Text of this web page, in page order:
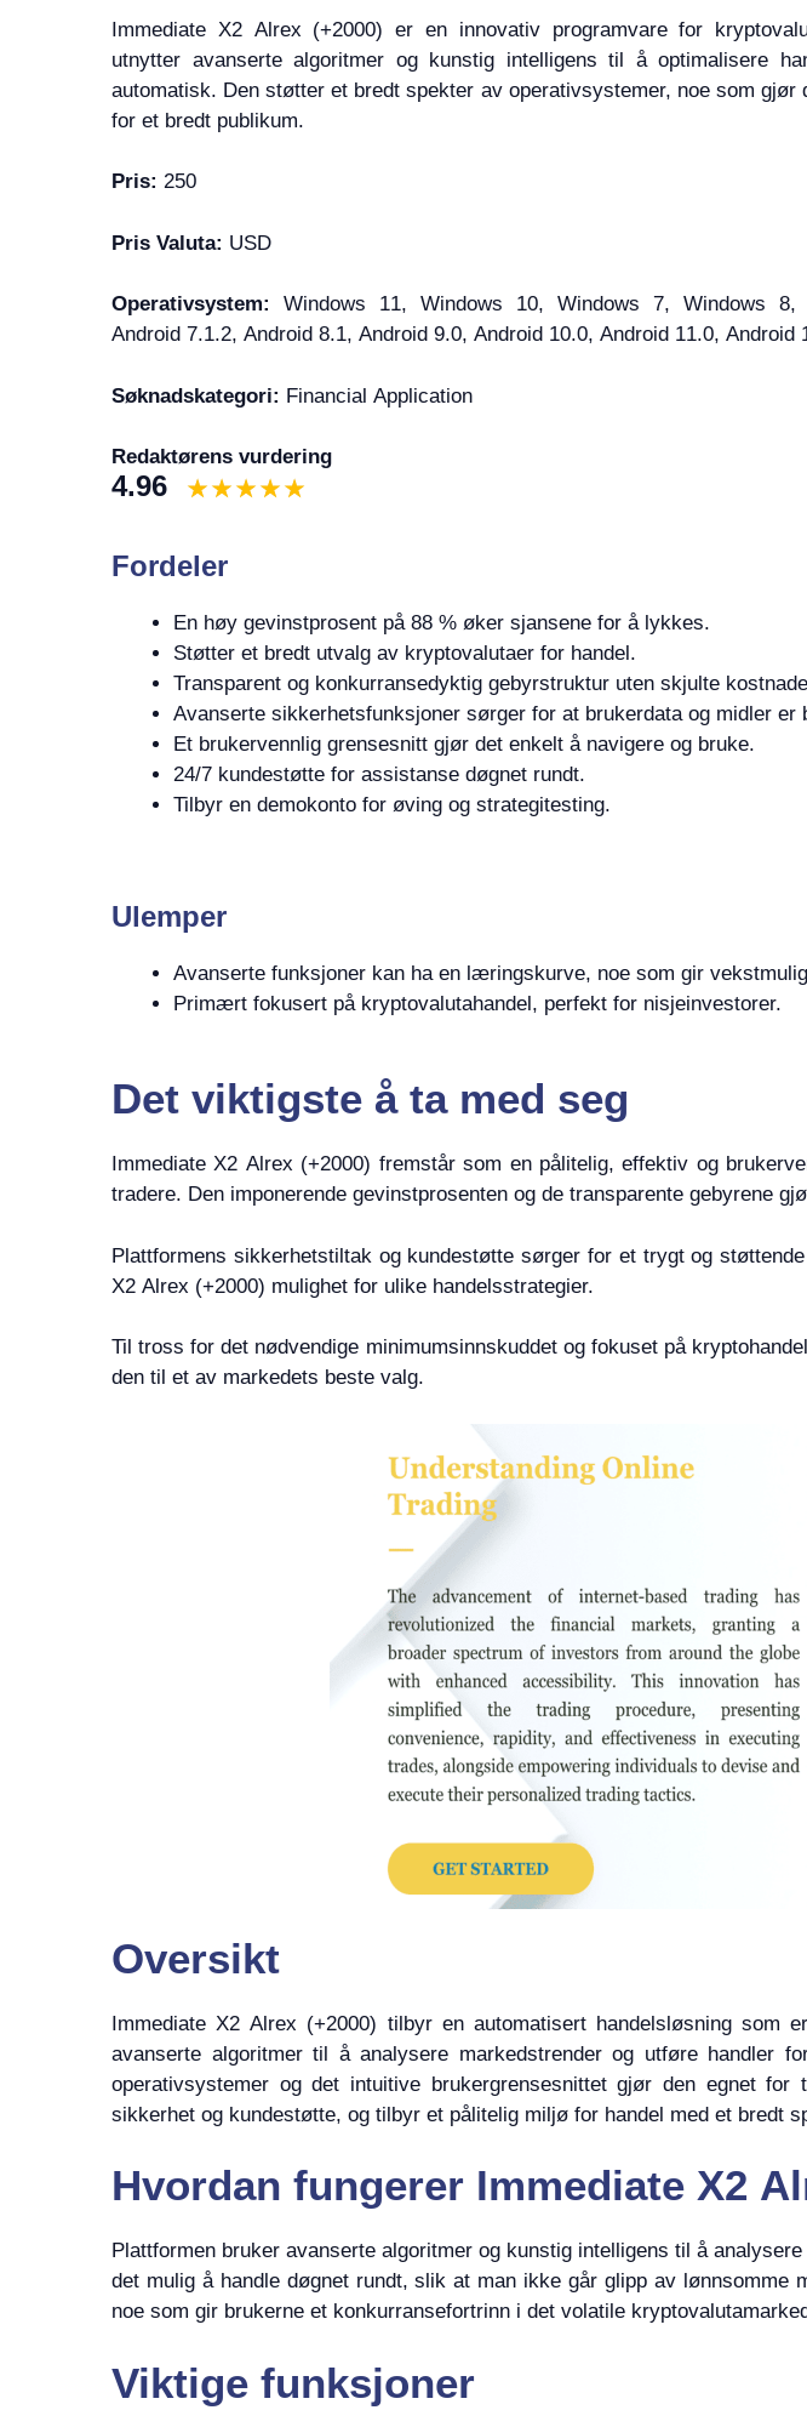
Immediate X2 Alrex (+2000) er en innovativ programvare for
utnytter avanserte algoritmer og kunstig intelligens til å optimalisere
automatisk. Den støtter et bredt spekter av operativsystemer, noe som gjør
for et bredt publikum.
Pris: 250
Pris Valuta: USD
Operativsystem: Windows 11, Windows 10, Windows 7, Windows 8,
Android 7.1.2, Android 8.1, Android 9.0, Android 10.0, Android 11.0, Android
Søknadskategori: Financial Application
Redaktørens vurdering
4.96
Fordeler
En høy gevinstprosent på 88 % øker sjansene for å lykkes.
Støtter et bredt utvalg av kryptovalutaer for handel.
Transparent og konkurransedyktig gebyrstruktur uten skjulte
Avanserte sikkerhetsfunksjoner sørger for at brukerdata og midler er
Et brukervennlig grensesnitt gjør det enkelt å navigere og bruke.
24/7 kundestøtte for assistanse døgnet rundt.
Tilbyr en demokonto for øving og strategitesting.
Ulemper
Avanserte funksjoner kan ha en læringskurve, noe som gir
Primært fokusert på kryptovalutahandel, perfekt for nisjeinvestorer.
Det viktigste å ta med seg
Immediate X2 Alrex (+2000) fremstår som en pålitelig, effektiv og
tradere. Den imponerende gevinstprosenten og de transparente gebyrene
Plattformens sikkerhetstiltak og kundestøtte sørger for et trygt og
X2 Alrex (+2000) mulighet for ulike handelsstrategier.
Til tross for det nødvendige minimumsinnskuddet og fokuset på
den til et av markedets beste valg.
Oversikt
Immediate X2 Alrex (+2000) tilbyr en automatisert handelsløsning
avanserte algoritmer til å analysere markedstrender og utføre handler
operativsystemer og det intuitive brukergrensesnittet gjør den egnet
sikkerhet og kundestøtte, og tilbyr et pålitelig miljø for handel med et bredt
Hvordan fungerer Immediate X2
Plattformen bruker avanserte algoritmer og kunstig intelligens til å
det mulig å handle døgnet rundt, slik at man ikke går glipp av lønnsomme
noe som gir brukerne et konkurransefortrinn i det volatile
Viktige funksjoner